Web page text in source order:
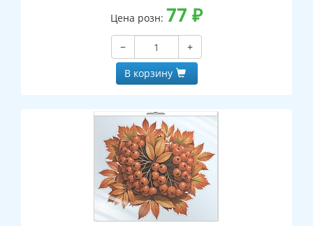
Цена розн: 77 ₽
−
+
В корзину